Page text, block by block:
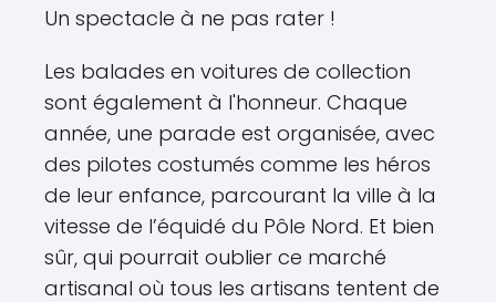
Un spectacle à ne pas rater !
Les balades en voitures de collection
sont également à l'honneur. Chaque
année, une parade est organisée, avec
des pilotes costumés comme les héros
de leur enfance, parcourant la ville à la
vitesse de l’équidé du Pôle Nord. Et bien
sûr, qui pourrait oublier ce marché
artisanal où tous les artisans tentent de